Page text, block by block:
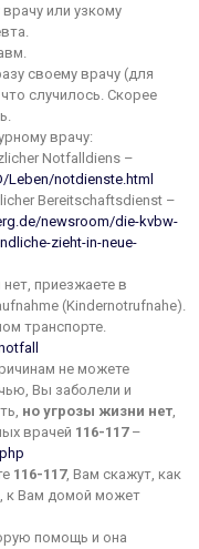
или узкому
своему врачу (для
случилось. Скорее
врачу:
Notfalldiens –
notdienste.html
Bereitschaftsdienst –
newsroom/die-kvbw-
zieht-in-neue-
приезжаете в
(Kindernotrufnahe).
транспорте.
не можете
Вы заболели и
но угрозы жизни нет,
врачей 116-117–
116-117, Вам скажут, как
к Вам домой может
помощь и она